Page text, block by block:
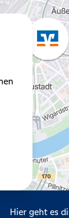
Hier geht es